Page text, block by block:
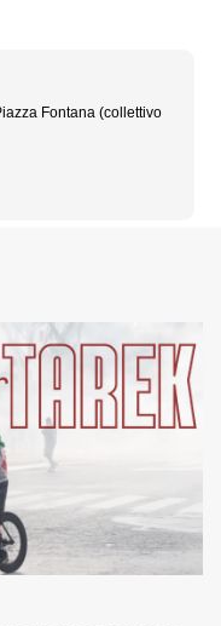
Fontana (collettivo